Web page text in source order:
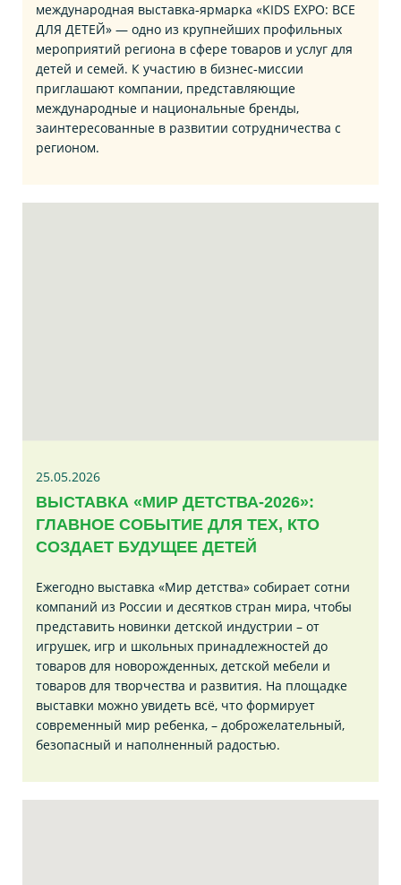
международная выставка‑ярмарка «KIDS EXPO: ВСЕ
ДЛЯ ДЕТЕЙ» — одно из крупнейших профильных
мероприятий региона в сфере товаров и услуг для
детей и семей. К участию в бизнес‑миссии
приглашают компании, представляющие
международные и национальные бренды,
заинтересованные в развитии сотрудничества с
регионом.
25.05.2026
ВЫСТАВКА «МИР ДЕТСТВА-2026»:
ГЛАВНОЕ СОБЫТИЕ ДЛЯ ТЕХ, КТО
СОЗДАЕТ БУДУЩЕЕ ДЕТЕЙ
Ежегодно выставка «Мир детства» собирает сотни
компаний из России и десятков стран мира, чтобы
представить новинки детской индустрии – от
игрушек, игр и школьных принадлежностей до
товаров для новорожденных, детской мебели и
товаров для творчества и развития. На площадке
выставки можно увидеть всё, что формирует
современный мир ребенка, – доброжелательный,
безопасный и наполненный радостью.